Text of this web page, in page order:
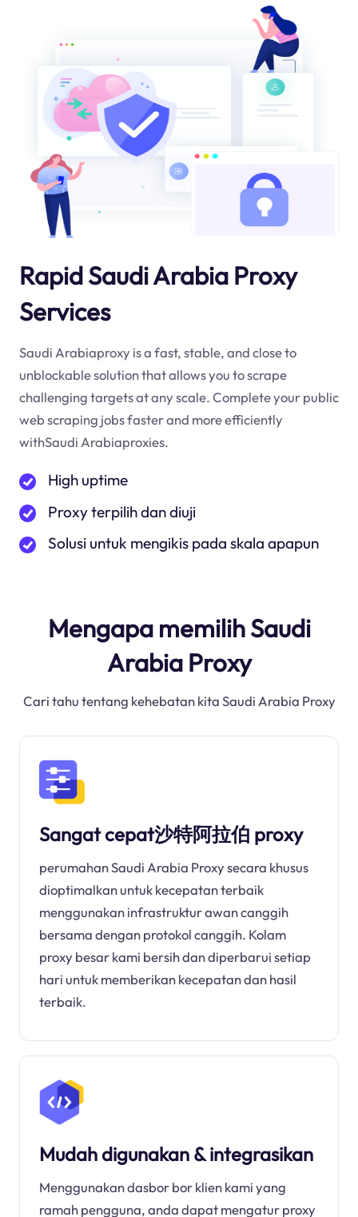
Rapid Saudi Arabia Proxy
Services
Saudi Arabiaproxy is a fast, stable, and close to
unblockable solution that allows you to scrape
challenging targets at any scale. Complete your public
web scraping jobs faster and more efficiently
withSaudi Arabiaproxies.
High uptime
Proxy terpilih dan diuji
Solusi untuk mengikis pada skala apapun
Mengapa memilih Saudi
Arabia Proxy
Cari tahu tentang kehebatan kita Saudi Arabia Proxy
Sangat cepat沙特阿拉伯 proxy
perumahan Saudi Arabia Proxy secara khusus
dioptimalkan untuk kecepatan terbaik
menggunakan infrastruktur awan canggih
bersama dengan protokol canggih. Kolam
proxy besar kami bersih dan diperbarui setiap
hari untuk memberikan kecepatan dan hasil
terbaik.
Mudah digunakan & integrasikan
Menggunakan dasbor bor klien kami yang
ramah pengguna, anda dapat mengatur proxy